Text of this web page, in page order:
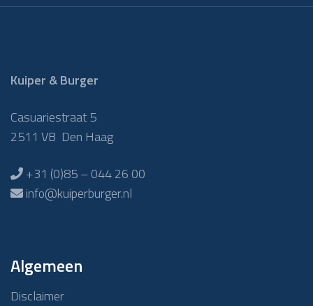
Kuiper & Burger
Casuariestraat 5
2511 VB Den Haag
+31 (0)85 – 044 26 00
info@kuiperburger.nl
Algemeen
Disclaimer